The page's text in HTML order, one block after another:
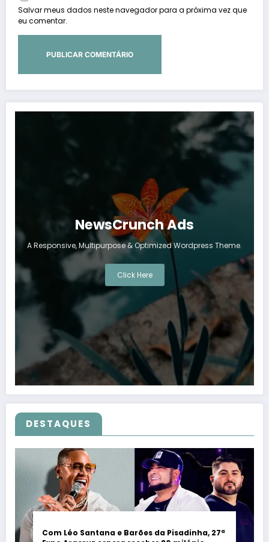
Salvar meus dados neste navegador para a próxima vez que
eu comentar.
NewsCrunch Ads
A Responsive, Multipurpose & Optimized Wordpress Theme.
Click Here
DESTAQUES
Com Léo Santana e Barões da Pisadinha, 27ª